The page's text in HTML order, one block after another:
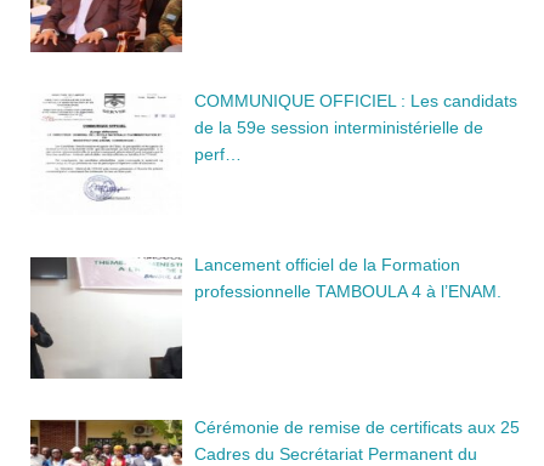
COMMUNIQUE OFFICIEL : Les candidats
de la 59e session interministérielle de
perf…
Lancement officiel de la Formation
professionnelle TAMBOULA 4 à l’ENAM.
Cérémonie de remise de certificats aux 25
Cadres du Secrétariat Permanent du